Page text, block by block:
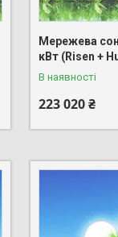
Мережева
кВт (Risen +
В наявності
223 020 ₴